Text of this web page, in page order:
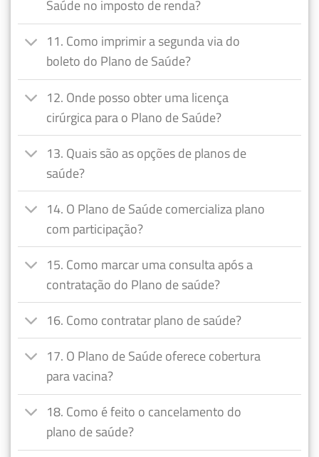
Saúde no imposto de renda?
11. Como imprimir a segunda via do
boleto do Plano de Saúde?
12. Onde posso obter uma licença
cirúrgica para o Plano de Saúde?
13. Quais são as opções de planos de
saúde?
14. O Plano de Saúde comercializa plano
com participação?
15. Como marcar uma consulta após a
contratação do Plano de saúde?
16. Como contratar plano de saúde?
17. O Plano de Saúde oferece cobertura
para vacina?
18. Como é feito o cancelamento do
plano de saúde?